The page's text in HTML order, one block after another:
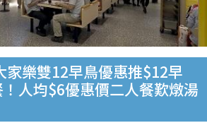
家樂雙12早鳥優惠推$12早
人均$6優惠價二人餐歎燉湯